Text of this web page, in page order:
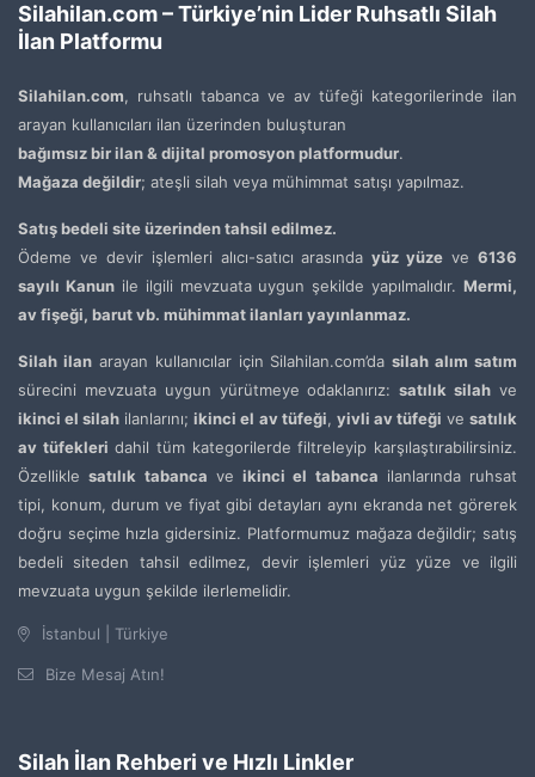
Silahilan.com – Türkiye’nin Lider Ruhsatlı Silah
İlan Platformu
Silahilan.com, ruhsatlı tabanca ve av tüfeği kategorilerinde ilan
arayan kullanıcıları ilan üzerinden buluşturan
bağımsız bir ilan & dijital promosyon platformudur.
Mağaza değildir; ateşli silah veya mühimmat satışı yapılmaz.
Satış bedeli site üzerinden tahsil edilmez.
Ödeme ve devir işlemleri alıcı-satıcı arasındayüz yüze ve6136
sayılı Kanunile ilgili mevzuata uygun şekilde yapılmalıdır. Mermi,
av fişeği, barut vb. mühimmat ilanları yayınlanmaz.
Silah ilanarayan kullanıcılar için Silahilan.com’dasilah alım satım
sürecini mevzuata uygun yürütmeye odaklanırız:satılık silah ve
ikinci el silah ilanlarını;ikinci el av tüfeği, yivli av tüfeği vesatılık
av tüfekleri dahil tüm kategorilerde filtreleyip karşılaştırabilirsiniz.
Özelliklesatılık tabanca ve ikinci el tabanca ilanlarında ruhsat
tipi, konum, durum ve fiyat gibi detayları aynı ekranda net görerek
doğru seçime hızla gidersiniz. Platformumuz mağaza değildir; satış
bedeli siteden tahsil edilmez, devir işlemleri yüz yüze ve ilgili
mevzuata uygun şekilde ilerlemelidir.
İstanbul | Türkiye
Bize Mesaj Atın!
Silah İlan Rehberi ve Hızlı Linkler